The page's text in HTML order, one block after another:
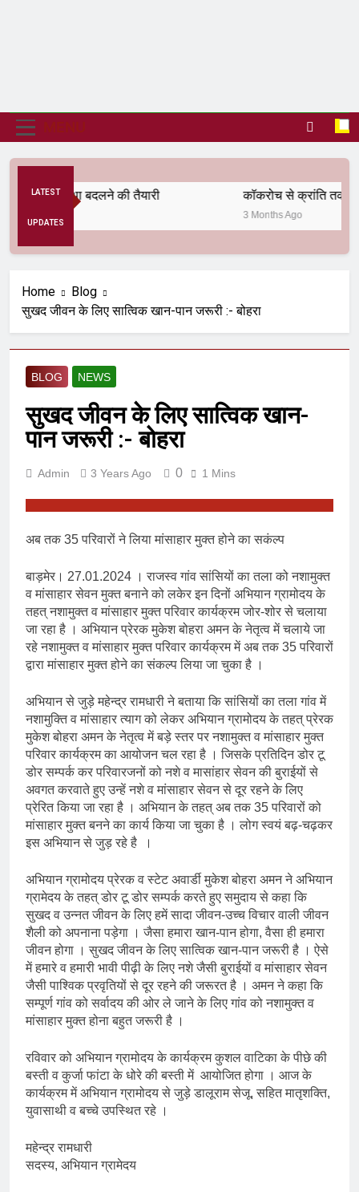
LATEST
UPDATES
व्यवस्था बदलने की तैयारी कॉकरोच से क्रांति तक
3 Months Ago
Home
Blog
सुखद जीवन के लिए सात्विक खान-पान जरूरी :- बोहरा
BLOG NEWS
सुखद जीवन के लिए सात्विक खान-
पान जरूरी :- बोहरा
Admin 3 Years Ago 0 1 Mins
अब तक 35 परिवारों ने लिया मांसाहार मुक्त होने का सकंल्प
बाड़मेर। 27.01.2024 । राजस्व गांव सांसियों का तला को नशामुक्त
व मांसाहार सेवन मुक्त बनाने को लकेर इन दिनों अभियान ग्रामोदय के
तहत् नशामुक्त व मांसाहार मुक्त परिवार कार्यक्रम जोर-शोर से चलाया
जा रहा है । अभियान प्रेरक मुकेश बोहरा अमन के नेतृत्व में चलाये जा
रहे नशामुक्त व मांसाहार मुक्त परिवार कार्यक्रम में अब तक 35 परिवारों
द्वारा मांसाहार मुक्त होने का संकल्प लिया जा चुका है ।
अभियान से जुड़े महेन्द्र रामधारी ने बताया कि सांसियों का तला गांव में
नशामुक्ति व मांसाहार त्याग को लेकर अभियान ग्रामोदय के तहत् प्रेरक
मुकेश बोहरा अमन के नेतृत्व में बड़े स्तर पर नशामुक्त व मांसाहार मुक्त
परिवार कार्यक्रम का आयोजन चल रहा है । जिसके प्रतिदिन डोर टू
डोर सम्पर्क कर परिवारजनों को नशे व मासांहार सेवन की बुराईयों से
अवगत करवाते हुए उन्हें नशे व मांसाहार सेवन से दूर रहने के लिए
प्रेरित किया जा रहा है । अभियान के तहत् अब तक 35 परिवारों को
मांसाहार मुक्त बनने का कार्य किया जा चुका है । लोग स्वयं बढ़-चढ़कर
इस अभियान से जुड़ रहे है ।
अभियान ग्रामोदय प्रेरक व स्टेट अवार्डी मुकेश बोहरा अमन ने अभियान
ग्रामेदय के तहत् डोर टू डोर सम्पर्क करते हुए समुदाय से कहा कि
सुखद व उन्नत जीवन के लिए हमें सादा जीवन-उच्च विचार वाली जीवन
शैली को अपनाना पड़ेगा । जैसा हमारा खान-पान होगा, वैसा ही हमारा
जीवन होगा । सुखद जीवन के लिए सात्विक खान-पान जरूरी है । ऐसे
में हमारे व हमारी भावी पीढ़ी के लिए नशे जैसी बुराईयों व मांसाहार सेवन
जैसी पाश्विक प्रवृतियों से दूर रहने की जरूरत है । अमन ने कहा कि
सम्पूर्ण गांव को सर्वादय की ओर ले जाने के लिए गांव को नशामुक्त व
मांसाहार मुक्त होना बहुत जरूरी है ।
रविवार को अभियान ग्रामोदय के कार्यक्रम कुशल वाटिका के पीछे की
बस्ती व कुर्जा फांटा के धोरे की बस्ती में आयोजित होगा । आज के
कार्यक्रम में अभियान ग्रामोदय से जुड़े डालूराम सेजू, सहित मातृशक्ति,
युवासाथी व बच्चे उपस्थित रहे ।
महेन्द्र रामधारी
सदस्य, अभियान ग्रामेदय